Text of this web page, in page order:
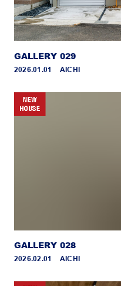
GALLERY 029
2026.01.01 _ AICHI
GALLERY 028
2026.02.01 _ AICHI